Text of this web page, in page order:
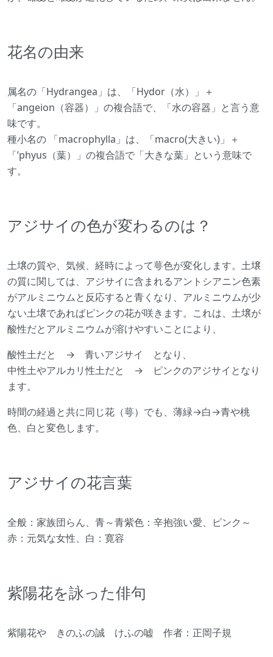
花名の由来
属名の「Hydrangea」は、「Hydor（水）」＋
「angeion（容器）」の複合語で、「水の容器」と言う意
味です。
種小名の 「macrophylla」は、「macro(大きい)」＋
「’phyus（葉）」の複合語で「大きな葉」という意味で
す。
アジサイの色が変わるのは？
土壌の質や、気候、経時によって萼色が変化します。土壌
の質に関しては、アジサイに含まれるアントシアニン色素
がアルミニウムと反応すると青くなり、アルミニウムが少
ない土壌であればピンクの花が咲きます。これは、土壌が
酸性だとアルミニウムが溶けやすいことにより、
酸性土だと → 青いアジサイ となり、
中性土やアルカリ性土だと → ピンクのアジサイとなり
ます。
時間の経過と共に同じ花（萼）でも、薄緑→白→青や桃
色、白と変色します。
アジサイの花言葉
全般：家族団らん、青～青紫色：辛抱強い愛、ピンク～
赤：元気な女性、白：寛容
紫陽花を詠った俳句
紫陽花や きのふの誠 けふの嘘 作者：正岡子規